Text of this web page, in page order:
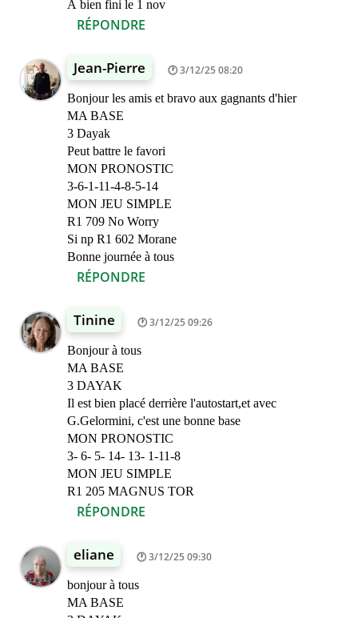
À bien fini le 1 nov
RÉPONDRE
Jean-Pierre 3/12/25 08:20
Bonjour les amis et bravo aux gagnants d'hier
MA BASE
3 Dayak
Peut battre le favori
MON PRONOSTIC
3-6-1-11-4-8-5-14
MON JEU SIMPLE
R1 709 No Worry
Si np R1 602 Morane
Bonne journée à tous
RÉPONDRE
Tinine 3/12/25 09:26
Bonjour à tous
MA BASE
3 DAYAK
Il est bien placé derrière l'autostart,et avec
G.Gelormini, c'est une bonne base
MON PRONOSTIC
3- 6- 5- 14- 13- 1-11-8
MON JEU SIMPLE
R1 205 MAGNUS TOR
RÉPONDRE
eliane 3/12/25 09:30
bonjour à tous
MA BASE